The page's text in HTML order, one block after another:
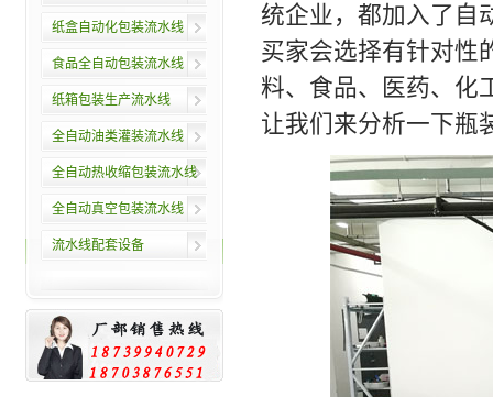
纸盒自动化包装流水线
食品全自动包装流水线
纸箱包装生产流水线
全自动油类灌装流水线
全自动热收缩包装流水线
全自动真空包装流水线
流水线配套设备
统企业，都加入了自
买家会选择有针对性
料、食品、医药、化
让我们来分析一下瓶